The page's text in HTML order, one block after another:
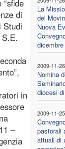
La
del
Nuova
2009-11-26
Nomina
diocesi
2009-11-25
pastorali
attuali di
di
Studi
in
–